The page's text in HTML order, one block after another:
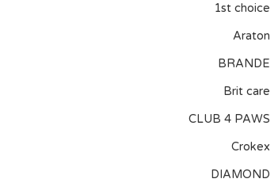
1st choice
Araton
BRANDE
Brit care
CLUB 4 PAWS
Crokex
DIAMOND